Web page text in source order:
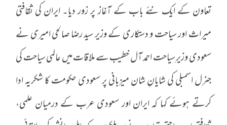
تعاون کے ایک نئے باب کے آغاز پر زور دیا۔ ایران کی ثقافتی
میراث اور سیاحت و دستکاری کے وزیر سید رضا صالحی‌ امیری نے
سعودی وزیرِ سیاحت احمد آل‌ خطیب سے ملاقات میں عالمی سیاحت کی
جنرل اسمبلی کی شایانِ شان میزبانی پر سعودی حکومت کا شکریہ ادا
کرتے ہوئے کہا کہ ایران اور سعودی عرب کے درمیان علمی،